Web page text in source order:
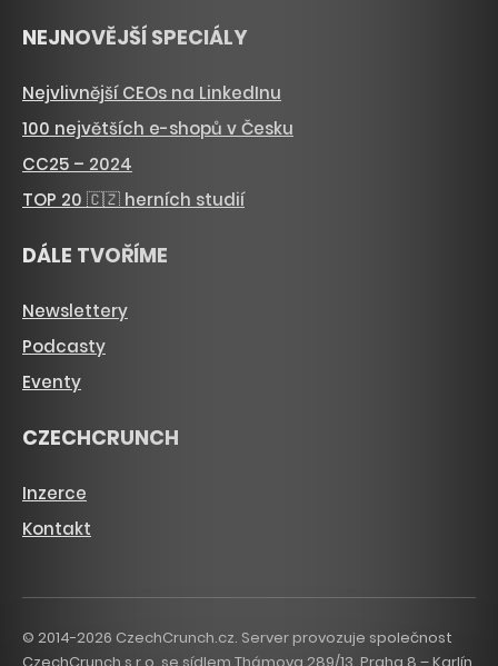
NEJNOVĚJŠÍ SPECIÁLY
Nejvlivnější CEOs na LinkedInu
100 největších e-shopů v Česku
CC25 – 2024
TOP 20 🇨🇿 herních studií
DÁLE TVOŘÍME
Newslettery
Podcasty
Eventy
CZECHCRUNCH
Inzerce
Kontakt
© 2014-2026 CzechCrunch.cz. Server provozuje společnost
CzechCrunch s.r.o. se sídlem Thámova 289/13, Praha 8 – Karlín,